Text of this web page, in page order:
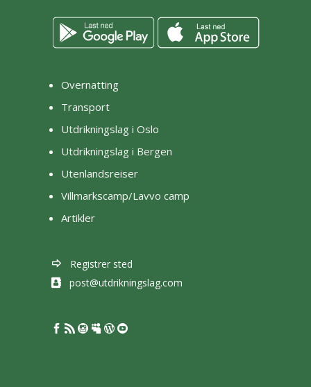
Overnatting
Transport
Utdrikningslag i Oslo
Utdrikningslag i Bergen
Utenlandsreiser
Villmarkscamp/Lavvo camp
Artikler
Registrer sted
post@utdrikningslag.com